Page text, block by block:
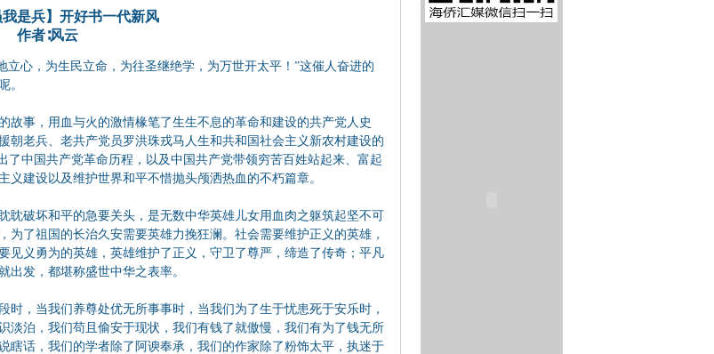
我是兵】开好书一代新风
作者∶风云
心，为生民立命，为往圣继绝学，为万世开太平！”这催人奋进的
。
故事，用血与火的激情椽笔了生生不息的革命和建设的共产党人史
朝老兵、老共产党员罗洪珠戎马人生和共和国社会主义新农村建设的
了中国共产党革命历程，以及中国共产党带领穷苦百姓站起来、富起
建设以及维护世界和平不惜抛头颅洒热血的不朽篇章。
眈破坏和平的急要关头，是无数中华英雄儿女用血肉之躯筑起坚不可
了祖国的长治久安需要英雄力挽狂澜。社会需要维护正义的英雄，
见义勇为的英雄，英雄维护了正义，守卫了尊严，缔造了传奇；平凡
出发，都堪称盛世中华之表率。
，当我们养尊处优无所事事时，当我们为了生于忧患死于安乐时，
淡泊，我们苟且偷安于现状，我们有钱了就傲慢，我们有为了钱无所
瞎话，我们的学者除了阿谀奉承，我们的作家除了粉饰太平，执迷于